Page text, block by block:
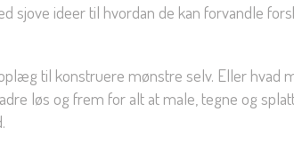
sjove ideer til hvordan de kan forvandle
til konstruere mønstre selv. Eller hvad
løs og frem for alt at male, tegne og